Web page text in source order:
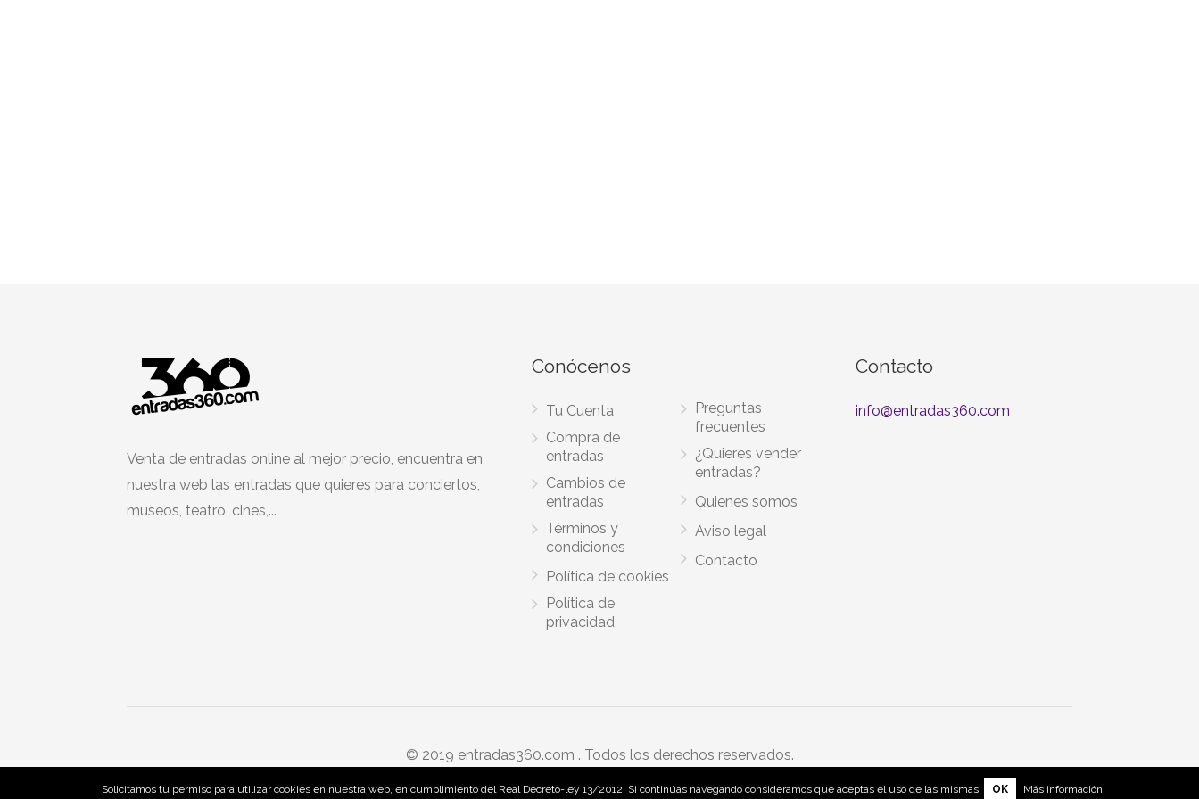
Venta de entradas online al mejor precio, encuentra en
nuestra web las entradas que quieres para conciertos,
museos, teatro, cines,...
Conócenos
Tu Cuenta
Compra de
entradas
Cambios de
entradas
Términos y
condiciones
Política de cookies
Política de
privacidad
Preguntas
frecuentes
¿Quieres vender
entradas?
Quienes somos
Aviso legal
Contacto
Contacto
info@entradas360.com
© 2019 entradas360.com . Todos los derechos reservados.
Solicitamos tu permiso para utilizar cookies en nuestra web, en cumplimiento del Real Decreto-ley 13/2012. Si continúas navegando consideramos que aceptas el uso de las mismas. OK Más información